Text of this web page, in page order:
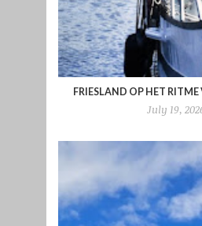
FRIESLAND OP HET
July 19,